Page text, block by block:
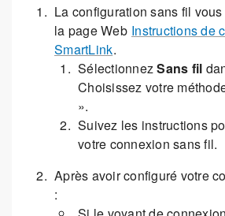
La configuration sans fil
la page Web Instructions de
SmartLink.
SélectionnezSans fil
Choisissez votre
».
Suivez les instructions
votre connexion sans fil.
Après avoir configuré votre
: